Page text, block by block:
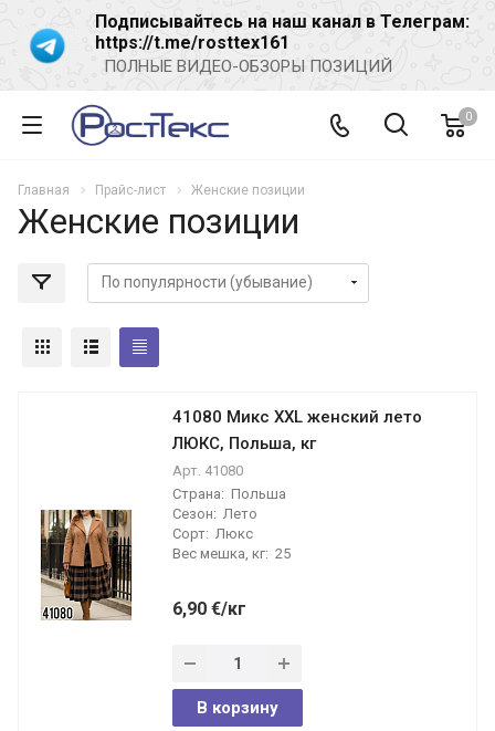
Подписывайтесь на наш канал в Телеграм:
https://t.me/rosttex161
ПОЛНЫЕ ВИДЕО-ОБЗОРЫ ПОЗИЦИЙ
0
Главная Прайс-лист Женские позиции
Женские позиции
41080 Микс XXL женский лето
ЛЮКС, Польша, кг
Арт. 41080
Страна: Польша
Сезон: Лето
Сорт: Люкс
Вес мешка, кг: 25
6,90 €/кг
В корзину